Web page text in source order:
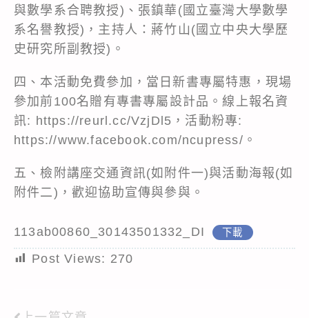
與數學系合聘教授)、張鎮華(國立臺灣大學數學
系名譽教授)，主持人：蔣竹山(國立中央大學歷
史研究所副教授)。
四、本活動免費參加，當日新書專屬特惠，現場
參加前100名贈有專書專屬設計品。線上報名資
訊: https://reurl.cc/VzjDl5，活動粉專:
https://www.facebook.com/ncupress/。
五、檢附講座交通資訊(如附件一)與活動海報(如
附件二)，歡迎協助宣傳與參與。
113ab00860_30143501332_DI 下載
Post Views: 270